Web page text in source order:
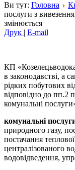
Ви тут: Головна
послуги з
змінюється
Друк | E-mail
КП
в законодавстві, а
рідких побутових
відповідно до пп.2
комунальні
комунальні
природного газу,
постачання
централізованого
водовідведення,